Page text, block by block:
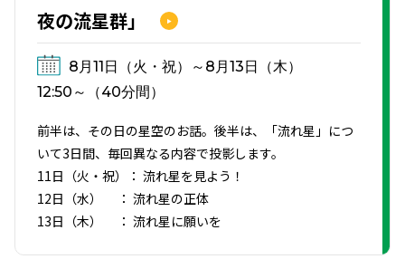
夜の流星群」
8月11日（火・祝）～8月13日（木）
12:50～（40分間）
前半は、その日の星空のお話。後半は、「流れ星」につ
いて3日間、毎回異なる内容で投影します。
11日（火・祝）： 流れ星を見よう！
12日（水） ： 流れ星の正体
13日（木） ： 流れ星に願いを